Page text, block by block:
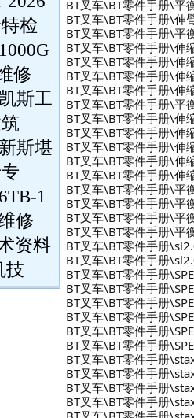
检
修
斯工
斯堪
1
修
资料
技
BT叉车\BT零件手册\平
BT叉车\BT零件手册\伸
BT叉车\BT零件手册\平
BT叉车\BT零件手册\伸
BT叉车\BT零件手册\
BT叉车\BT零件手册\伸
BT叉车\BT零件手册\伸
BT叉车\BT零件手册\
BT叉车\BT零件手册\
BT叉车\BT零件手册\伸
BT叉车\BT零件手册\
BT叉车\BT零件手册\伸
BT叉车\BT零件手册\伸
BT叉车\BT零件手册\平
BT叉车\BT零件手册\平
BT叉车\BT零件手册\平
BT叉车\BT零件手册\平
BT叉车\BT零件手册
BT叉车\BT零件手册
BT叉车\BT零件手册
BT叉车\BT零件手册
BT叉车\BT零件手册
BT叉车\BT零件手册
BT叉车\BT零件手册
BT叉车\BT零件手册
BT叉车\BT零件手册
BT叉车\BT零件手册
BT叉车\BT零件手册
BT叉车\BT零件手册